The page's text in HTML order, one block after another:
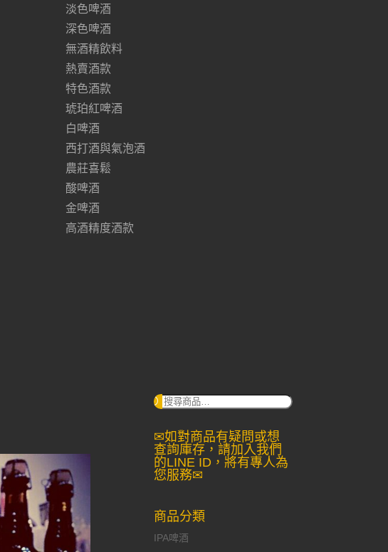
淡色啤酒
深色啤酒
無酒精飲料
熱賣酒款
特色酒款
琥珀紅啤酒
白啤酒
西打酒與氣泡酒
農莊喜鬆
酸啤酒
金啤酒
高酒精度酒款
搜
✉如對商品有疑問或想
查詢庫存，請加入我們
的LINE ID，將有專人為
您服務✉
商品分類
IPA啤酒